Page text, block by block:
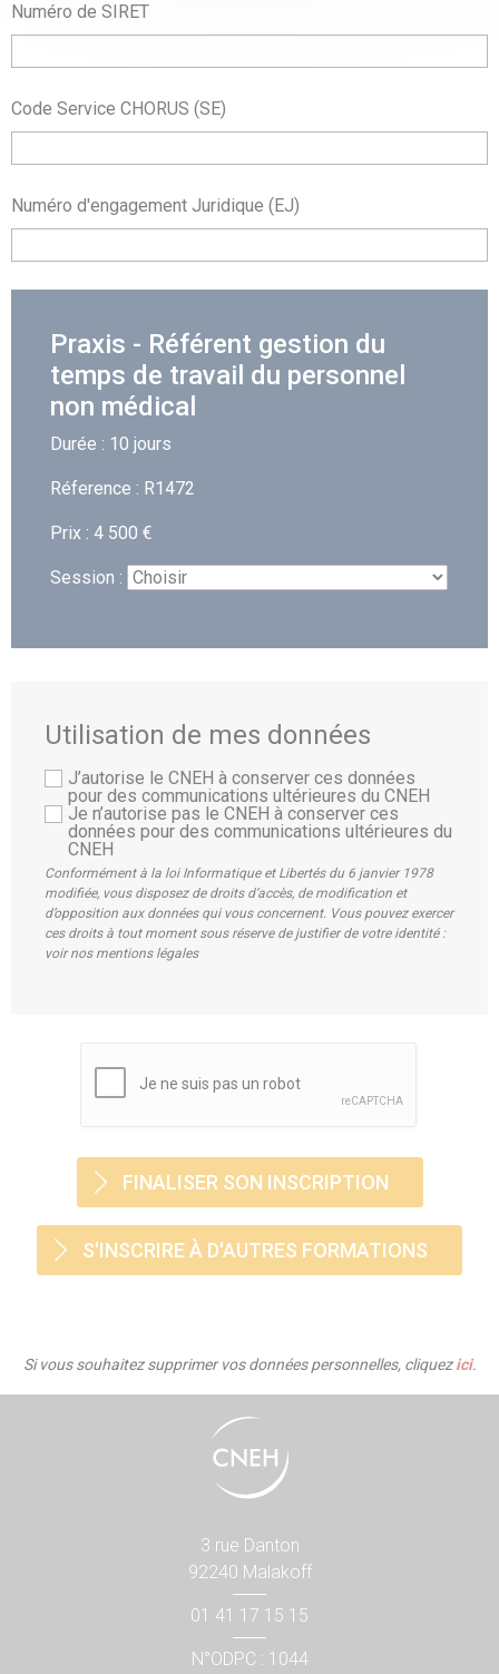
Numéro de SIRET
Code Service CHORUS (SE)
Numéro d'engagement Juridique (EJ)
Praxis - Référent gestion du
temps de travail du personnel
non médical
Durée : 10 jours
Réference : R1472
Prix : 4 500 €
Session :
Utilisation de mes données
J’autorise le CNEH à conserver ces données
pour des communications ultérieures du CNEH
Je n’autorise pas le CNEH à conserver ces
données pour des communications ultérieures du
CNEH
Conformément à la loi Informatique et Libertés du 6 janvier 1978
modifiée, vous disposez de droits d’accès, de modification et
d’opposition aux données qui vous concernent. Vous pouvez exercer
ces droits à tout moment sous réserve de justifier de votre identité :
voir nos mentions légales
S'INSCRIRE À D'AUTRES FORMATIONS
Si vous souhaitez supprimer vos données personnelles, cliquezici.
3 rue Danton
92240 Malakoff
01 41 17 15 15
N°ODPC : 1044